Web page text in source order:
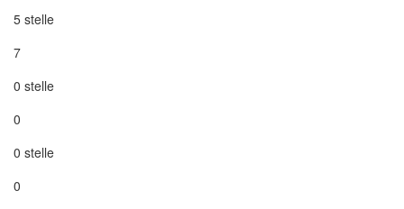
5 stelle
7
0 stelle
0
0 stelle
0